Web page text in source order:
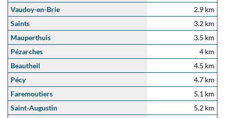
Vaudoy-en-Brie
2.9 km
Saints
3.2 km
Mauperthuis
3.5 km
Pézarches
4 km
Beautheil
4.5 km
Pécy
4.7 km
Faremoutiers
5.1 km
Saint-Augustin
5.2 km